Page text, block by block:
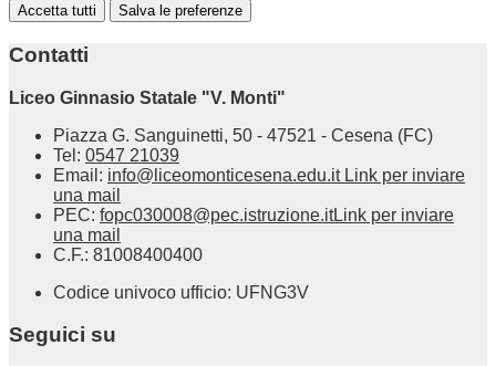
Accetta tutti Salva le preferenze
Contatti
Liceo Ginnasio Statale "V. Monti"
Piazza G. Sanguinetti, 50 - 47521 - Cesena (FC)
Tel: 0547 21039
Email: info@liceomonticesena.edu.it Link per inviare
una mail
PEC: fopc030008@pec.istruzione.itLink per inviare
una mail
C.F.: 81008400400
Codice univoco ufficio: UFNG3V
Seguici su